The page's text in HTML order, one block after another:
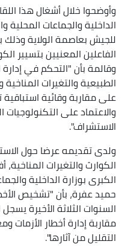
وأوضحوا خلال أشغال هذا
الداخلية والجماعات المحلية
للجيش بعاصمة الولاية وذلك
الفاعلين المعنيين بتسيير
وقالمة بأن "التحكم في إدارة
الطبيعية والتغيرات المناخية
على مقاربة وقائية
والاعتماد على التكنولوجيات
الاستشراف".
ولدى تقديمه عرضا حول
الكوارث والتغيرات المناخية،
الكبرى بوزارة الداخلية
حميد عفرة، بأن "تشخيص
السنوات الثلاثة الأخيرة
مقاربة إدارة أخطار الأزمات
التقليل من آثارها".